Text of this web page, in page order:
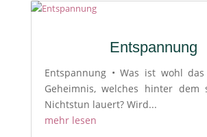
Entspannung
Entspannung • Was ist wohl das
Geheimnis, welches hinter dem
Nichtstun lauert? Wird...
mehr lesen